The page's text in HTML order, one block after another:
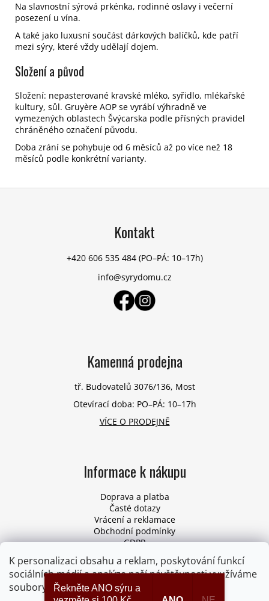
K personalizaci obsahu a reklam, poskytování funkcí
sociálních médií a analýze naší návštěvnosti využíváme
soubory cookies. Více informací
Na slavnostní sýrová prkénka, rodinné oslavy i večerní
posezení u vína.
A také jako luxusní součást dárkových balíčků, kde patří
mezi sýry, které vždy udělají dojem.
Složení a původ
Složení: nepasterované kravské mléko, syřidlo, mlékařské
kultury, sůl. Gruyère AOP se vyrábí výhradně ve
vymezených oblastech Švýcarska podle přísných pravidel
chráněného označení původu.
Doba zrání se pohybuje od 6 měsíců až po více než 18
měsíců podle konkrétní varianty.
Z
Kontakt
+420 606 535 484 (PO–PÁ: 10–17h)
info@syrydomu.cz
Kamenná prodejna
tř. Budovatelů 3076/136, Most
Otevírací doba: PO–PÁ: 10–17h
VÍCE O PRODEJNĚ
Informace k nákupu
Doprava a platba
Časté dotazy
Vrácení a reklamace
Obchodní podmínky
GDPR
Pro firmy
Odstoupení od smlouvy
Řekněte ANO sýru a